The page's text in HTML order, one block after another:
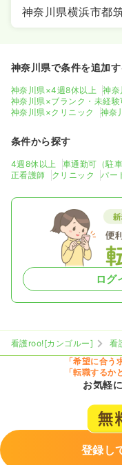
神奈川県横浜市都
神奈川県で条件を追加す
神奈川県×4週8休以上
神奈
神奈川県×ブランク・未経験
神奈川県×クリニック
神奈
条件から探す
4週8休以上 車通勤可（駐車
正看護師
クリニック パー
ログ
看護roo![カンゴルー] 看
「希望に合う
「転職する
お気軽
登録し